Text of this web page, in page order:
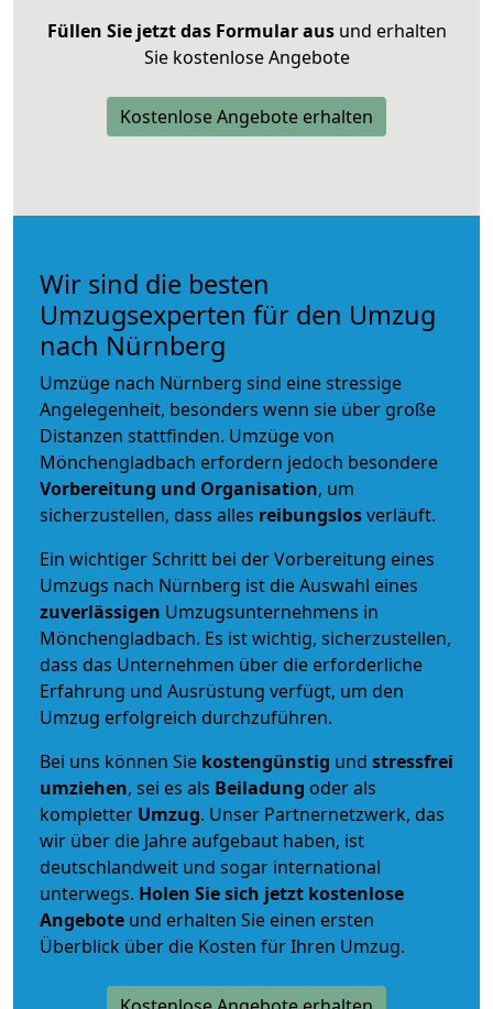
Füllen Sie jetzt das Formular ausund erhalten
Sie kostenlose Angebote
Kostenlose Angebote erhalten
Wir sind die besten
Umzugsexperten für den Umzug
nach Nürnberg
Umzüge nach Nürnberg sind eine stressige
Angelegenheit, besonders wenn sie über große
Distanzen stattfinden. Umzüge von
Mönchengladbach erfordern jedoch besondere
Vorbereitung und Organisation, um
sicherzustellen, dass alles reibungslosverläuft.
Ein wichtiger Schritt bei der Vorbereitung eines
Umzugs nach Nürnberg ist die Auswahl eines
zuverlässigen Umzugsunternehmens in
Mönchengladbach. Es ist wichtig, sicherzustellen,
dass das Unternehmen über die erforderliche
Erfahrung und Ausrüstung verfügt, um den
Umzug erfolgreich durchzuführen.
Bei uns können Sie kostengünstig und stressfrei
umziehen, sei es als Beiladung oder als
kompletter Umzug. Unser Partnernetzwerk, das
wir über die Jahre aufgebaut haben, ist
deutschlandweit und sogar international
unterwegs. Holen Sie sich jetzt kostenlose
Angebote und erhalten Sie einen ersten
Überblick über die Kosten für Ihren Umzug.